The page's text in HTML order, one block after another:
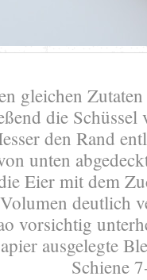
gleichen
die
den Rand
unten
Eier mit dem
deutlich
vorsichtig
ausgelegte
Schiene